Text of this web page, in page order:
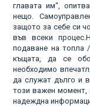
главата им“,
нещо.
защото за себе си
във всеки
подаване на топла
къщата, да се
необходимо
да служат дълго и
този важен момент,
надеждна